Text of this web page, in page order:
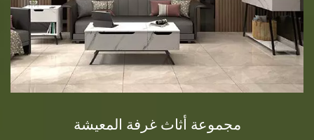
مجموعة أثاث غرفة المعيشة